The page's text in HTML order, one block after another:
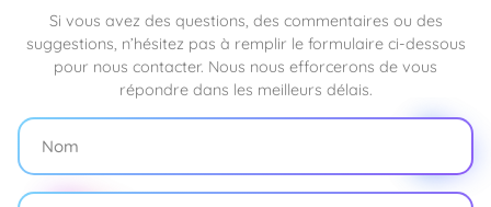
Si vous avez des questions, des commentaires ou des
suggestions, n’hésitez pas à remplir le formulaire ci-dessous
pour nous contacter. Nous nous efforcerons de vous
répondre dans les meilleurs délais.